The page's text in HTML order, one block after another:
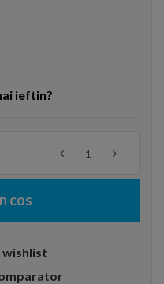
ieftin?
cos
wishlist